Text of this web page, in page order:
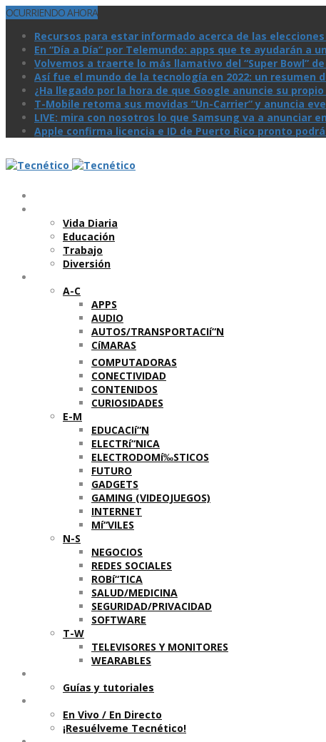
OCURRIENDO AHORA
Recursos para estar informado acerca de las
En “Día a Día” por Telemundo: apps que te ayudarán a
Volvemos a traerte lo más llamativo del “Super Bowl”
Así­ fue el mundo de la tecnologí­a en 2022: un resumen
¿Ha llegado por la hora de que Google anuncie su
T-Mobile retoma sus movidas “Un-Carrier” y anuncia
LIVE: mira con nosotros lo que Samsung va a anunciar
Apple confirma licencia e ID de Puerto Rico pronto
Vida Diaria
Educación
Trabajo
Diversión
A-C
APPS
AUDIO
AUTOS/TRANSPORTACIí“N
CíMARAS
COMPUTADORAS
CONECTIVIDAD
CONTENIDOS
CURIOSIDADES
E-M
EDUCACIí“N
ELECTRí“NICA
ELECTRODOMí‰STICOS
FUTURO
GADGETS
GAMING (VIDEOJUEGOS)
INTERNET
Mí“VILES
N-S
NEGOCIOS
REDES SOCIALES
ROBí“TICA
SALUD/MEDICINA
SEGURIDAD/PRIVACIDAD
SOFTWARE
T-W
TELEVISORES Y MONITORES
WEARABLES
Guí­as y tutoriales
En Vivo / En Directo
¡Resuélveme Tecnético!